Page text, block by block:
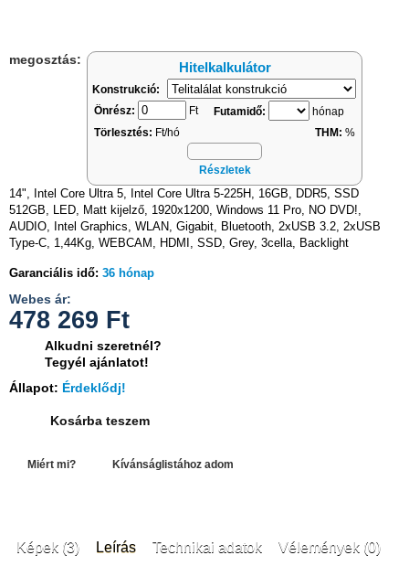
megosztás:
Hitelkalkulátor
Konstrukció:
Önrész:
Ft Futamidő:
hónap
Törlesztés: Ft/hó THM: %
Részletek
14", Intel Core Ultra 5, Intel Core Ultra 5-225H, 16GB, DDR5, SSD
512GB, LED, Matt kijelző, 1920x1200, Windows 11 Pro, NO DVD!,
AUDIO, Intel Graphics, WLAN, Gigabit, Bluetooth, 2xUSB 3.2, 2xUSB
Type-C, 1,44Kg, WEBCAM, HDMI, SSD, Grey, 3cella, Backlight
Garanciális idő: 36 hónap
Webes ár:
478 269 Ft
Alkudni szeretnél?
Tegyél ajánlatot!
Állapot: Érdeklődj!
Kosárba teszem
Miért mi? Kívánságlistához adom
Képek (3) Leírás Technikai adatok Vélemények (0)